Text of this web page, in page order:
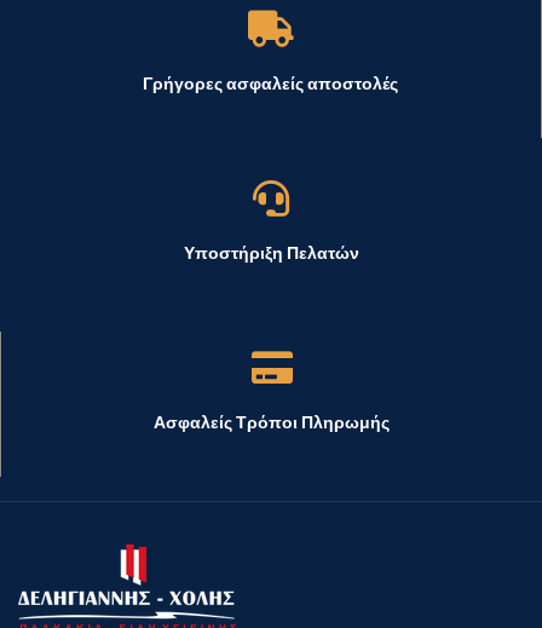
Γρήγορες ασφαλείς αποστολές
Υποστήριξη Πελατών
Ασφαλείς Τρόποι Πληρωμής